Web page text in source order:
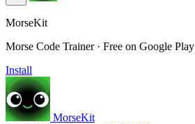
MorseKit
Morse Code Trainer · Free on Google Play
Install
MorseKit